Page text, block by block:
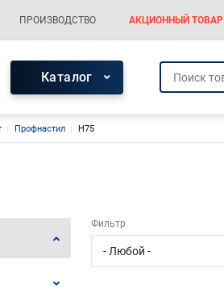
навигация
ПРОИЗВОДСТВО АКЦИОННЫЙ ТОВАР
Меню каталога
Каталог
Профнастил Н75
Фильтр